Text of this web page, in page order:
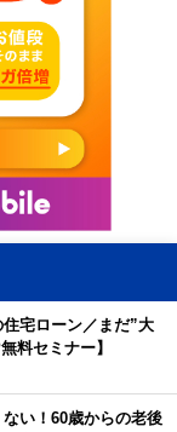
宅ローン／まだ”大
料セミナー】
ない！60歳からの老後